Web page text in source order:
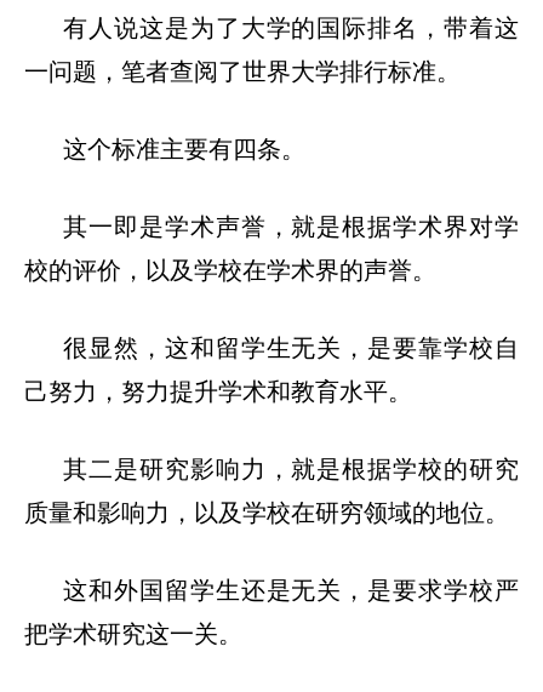
有人说这是为了大学的国际排名，带着这
一问题，笔者查阅了世界大学排行标准。
这个标准主要有四条。
其一即是学术声誉 ，就是根据学术界对学
校的评价，以及学校在学术界的声誉。
很显然，这和留学生无关，是要靠学校自
己努力，努力提升学术和教育水平。
其二是研究影响力 ，就是根据学校的研究
质量和影响力，以及学校在研穷领域的地位。
这和外国留学生还是无关，是要求学校严
把学术研究这一关。